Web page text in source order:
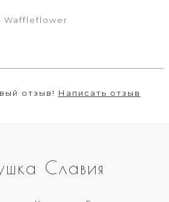
Waffleflower
отзыв! Написать отзыв
Славия